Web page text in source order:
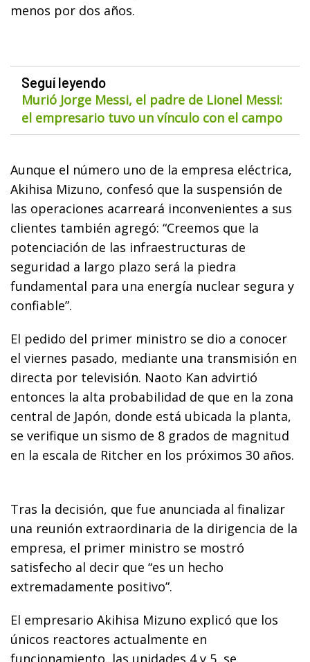
menos por dos años.
Seguí leyendo
Murió Jorge Messi, el padre de Lionel Messi:
el empresario tuvo un vínculo con el campo
Aunque el número uno de la empresa eléctrica,
Akihisa Mizuno, confesó que la suspensión de
las operaciones acarreará inconvenientes a sus
clientes también agregó: “Creemos que la
potenciación de las infraestructuras de
seguridad a largo plazo será la piedra
fundamental para una energía nuclear segura y
confiable”.
El pedido del primer ministro se dio a conocer
el viernes pasado, mediante una transmisión en
directa por televisión. Naoto Kan advirtió
entonces la alta probabilidad de que en la zona
central de Japón, donde está ubicada la planta,
se verifique un sismo de 8 grados de magnitud
en la escala de Ritcher en los próximos 30 años.
Tras la decisión, que fue anunciada al finalizar
una reunión extraordinaria de la dirigencia de la
empresa, el primer ministro se mostró
satisfecho al decir que “es un hecho
extremadamente positivo”.
El empresario Akihisa Mizuno explicó que los
únicos reactores actualmente en
funcionamiento, las unidades 4 y 5, se